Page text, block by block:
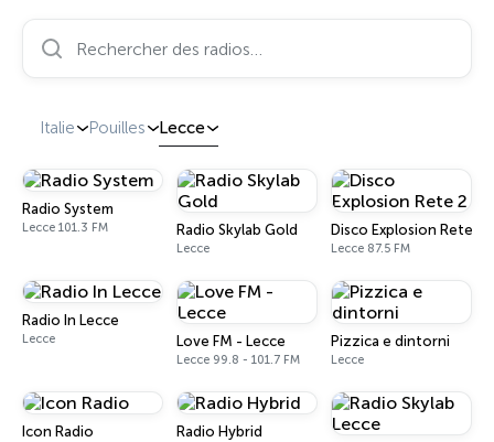
Rechercher des radios…
Italie Pouilles Lecce
Radio System
Lecce 101.3 FM Radio Skylab Gold
Lecce
Disco Explosion Rete 2
Lecce 87.5 FM
Radio In Lecce
Lecce Love FM - Lecce
Lecce 99.8 - 101.7 FM
Pizzica e dintorni
Lecce
Icon Radio Radio Hybrid